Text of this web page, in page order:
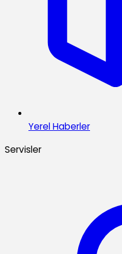
Yerel Haberler
Servisler